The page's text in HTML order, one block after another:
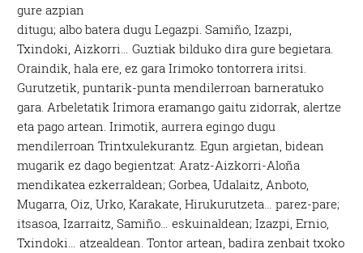
gure azpian
ditugu; albo batera dugu Legazpi. Samiño, Izazpi,
Txindoki, Aizkorri… Guztiak bilduko dira gure begietara.
Oraindik, hala ere, ez gara Irimoko tontorrera iritsi.
Gurutzetik, puntarik-punta mendilerroan barneratuko
gara. Arbeletatik Irimora eramango gaitu zidorrak, alertze
eta pago artean. Irimotik, aurrera egingo dugu
mendilerroan Trintxulekurantz. Egun argietan, bidean
mugarik ez dago begientzat: Aratz-Aizkorri-Aloña
mendikatea ezkerraldean; Gorbea, Udalaitz, Anboto,
Mugarra, Oiz, Urko, Karakate, Hirukurutzeta… parez-pare;
itsasoa, Izarraitz, Samiño… eskuinaldean; Izazpi, Ernio,
Txindoki… atzealdean. Tontor artean, badira zenbait txoko